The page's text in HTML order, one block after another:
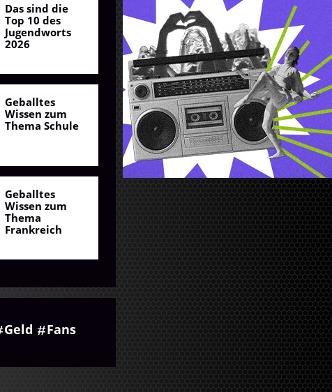
Das sind die
Top 10 des
Jugendworts
2026
Geballtes
Wissen zum
Thema Schule
Geballtes
Wissen zum
Thema
Frankreich
Geld Fans